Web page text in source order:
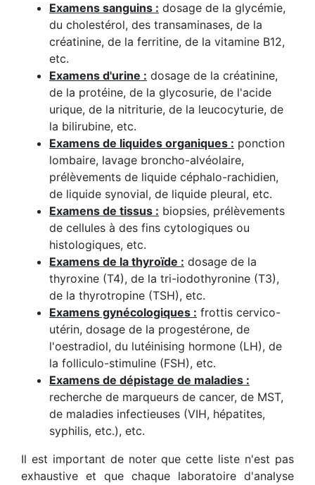
Examens sanguins : dosage de la glycémie,
du cholestérol, des transaminases, de la
créatinine, de la ferritine, de la vitamine B12,
etc.
Examens d'urine : dosage de la créatinine,
de la protéine, de la glycosurie, de l'acide
urique, de la nitriturie, de la leucocyturie, de
la bilirubine, etc.
Examens de liquides organiques : ponction
lombaire, lavage broncho-alvéolaire,
prélèvements de liquide céphalo-rachidien,
de liquide synovial, de liquide pleural, etc.
Examens de tissus : biopsies, prélèvements
de cellules à des fins cytologiques ou
histologiques, etc.
Examens de la thyroïde : dosage de la
thyroxine (T4), de la tri-iodothyronine (T3),
de la thyrotropine (TSH), etc.
Examens gynécologiques : frottis cervico-
utérin, dosage de la progestérone, de
l'oestradiol, du lutéinising hormone (LH), de
la folliculo-stimuline (FSH), etc.
Examens de dépistage de maladies :
recherche de marqueurs de cancer, de MST,
de maladies infectieuses (VIH, hépatites,
syphilis, etc.), etc.
Il est important de noter que cette liste n'est pas
exhaustive et que chaque laboratoire d'analyse